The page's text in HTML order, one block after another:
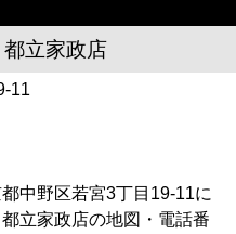
立家政店
11
中野区若宮3丁目19-11に
立家政店の地図・電話番